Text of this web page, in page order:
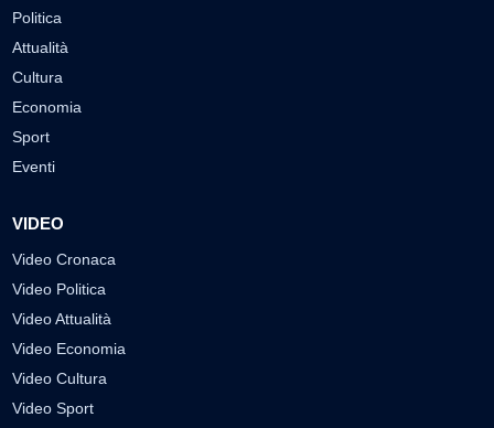
Politica
Attualità
Cultura
Economia
Sport
Eventi
VIDEO
Video Cronaca
Video Politica
Video Attualità
Video Economia
Video Cultura
Video Sport